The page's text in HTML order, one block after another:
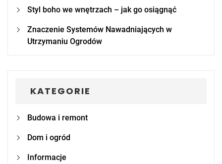
Styl boho we wnętrzach – jak go osiągnąć
Znaczenie Systemów Nawadniających w
Utrzymaniu Ogrodów
KATEGORIE
Budowa i remont
Dom i ogród
Informacje